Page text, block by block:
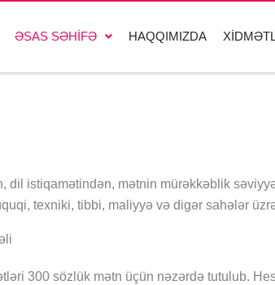
ƏSAS SƏHIFƏ HAQQIMIZDA
istiqamətindən, mətnin mürəkkəblik
texniki, tibbi, maliyyə və digər sahələr
300 sözlük mətn üçün nəzərdə tutulub.